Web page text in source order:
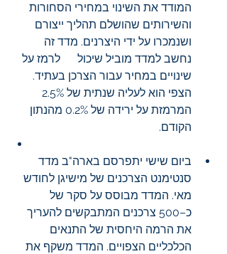
המודד את השינוי במחירי הסחורות
והשירותים שהושלם תהליך ייצורם
ושנמכרו על ידי היצרנים. מדד זה
נחשב למדד מוביל שיכול      לרמז על
שינויים במחיר עבור הצרכן בעתיד.
המרמזת על ירידה של 0.2% מהנתון
הקודם.
ביום שישי יתפרסם בארה"ב מדד
סנטימנט הצרכנים של מישיגן לחודש
מאי. המדד מבוסס על סקר של
כ–500 צרכנים המתבקשים להעריך
את הרמה היחסית של התנאים
הכלכליים הצפויים. המדד משקף את